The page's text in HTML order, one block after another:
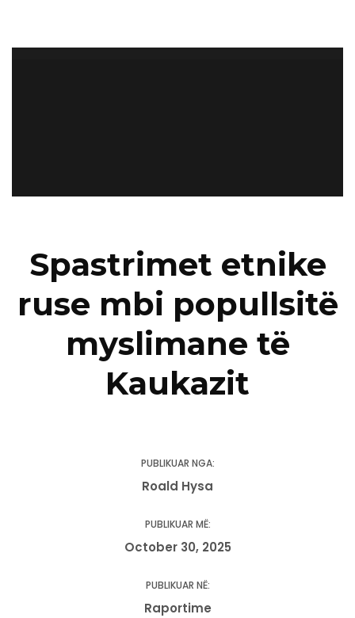
Spastrimet etnike
ruse mbi popullsitë
myslimane të
Kaukazit
PUBLIKUAR NGA:
Roald Hysa
PUBLIKUAR MË:
October 30, 2025
PUBLIKUAR NË:
Raportime